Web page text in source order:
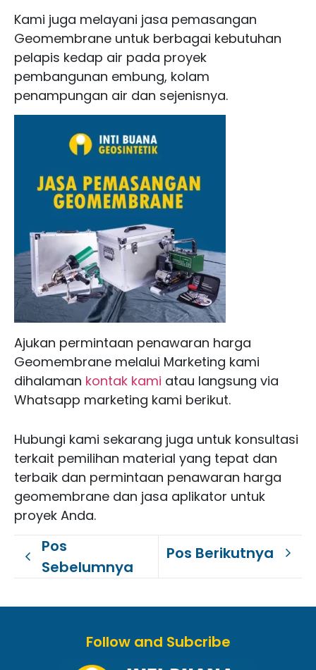
Kami juga melayani jasa pemasangan
Geomembrane untuk berbagai kebutuhan
pelapis kedap air pada proyek
pembangunan embung, kolam
penampungan air dan sejenisnya.
Ajukan permintaan penawaran harga
Geomembrane melalui Marketing kami
dihalaman kontak kami atau langsung via
Whatsapp marketing kami berikut.
Hubungi kami sekarang juga untuk konsultasi
terkait pemilihan material yang tepat dan
terbaik dan permintaan penawaran harga
geomembrane dan jasa aplikator untuk
proyek Anda.
Pos
Sebelumnya
Pos Berikutnya
Follow and Subcribe